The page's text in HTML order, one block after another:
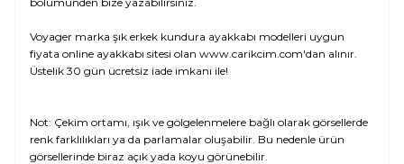
Voyager marka şık erkek kundura ayakkabı modelleri uygun
fiyata online ayakkabı sitesi olan www.carikcim.com'dan alınır.
Üstelik 30 gün ücretsiz iade imkanı ile!
Not: Çekim ortamı, ışık ve gölgelenmelere bağlı olarak görsellerde
renk farklılıkları ya da parlamalar oluşabilir. Bu nedenle ürün
görsellerinde biraz açık yada koyu görünebilir.